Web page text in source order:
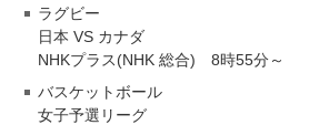
ラグビー
日本 VS カナダ
NHKプラス(NHK 総合) 8時55分～
バスケットボール
女子予選リーグ